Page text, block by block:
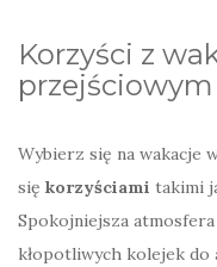
Korzyści z
przejściowym
Wybierz się na wakacje
się korzyściami takimi
Spokojniejsza
kłopotliwych kolejek